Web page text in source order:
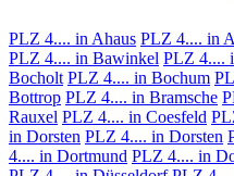
PLZ 4.... in Ahaus PLZ 4.... in
PLZ 4.... in Bawinkel PLZ 4....
Bocholt PLZ 4.... in Bochum
Bottrop PLZ 4.... in Bramsche
Rauxel PLZ 4.... in Coesfeld
in Dorsten PLZ 4.... in Dorsten
4.... in Dortmund PLZ 4.... in